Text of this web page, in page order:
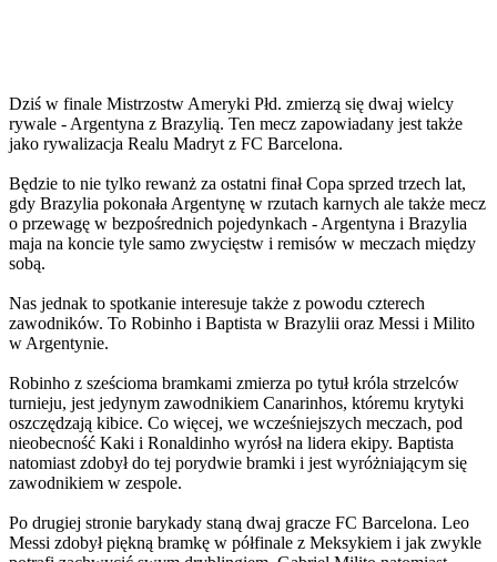
Dziś w finale Mistrzostw Ameryki Płd. zmierzą się dwaj wielcy
rywale - Argentyna z Brazylią. Ten mecz zapowiadany jest także
jako rywalizacja Realu Madryt z FC Barcelona.
Będzie to nie tylko rewanż za ostatni finał Copa sprzed trzech lat,
gdy Brazylia pokonała Argentynę w rzutach karnych ale także mecz
o przewagę w bezpośrednich pojedynkach - Argentyna i Brazylia
maja na koncie tyle samo zwycięstw i remisów w meczach między
sobą.
Nas jednak to spotkanie interesuje także z powodu czterech
zawodników. To Robinho i Baptista w Brazylii oraz Messi i Milito
w Argentynie.
Robinho z sześcioma bramkami zmierza po tytuł króla strzelców
turnieju, jest jedynym zawodnikiem Canarinhos, któremu krytyki
oszczędzają kibice. Co więcej, we wcześniejszych meczach, pod
nieobecność Kaki i Ronaldinho wyrósł na lidera ekipy. Baptista
natomiast zdobył do tej porydwie bramki i jest wyróżniającym się
zawodnikiem w zespole.
Po drugiej stronie barykady staną dwaj gracze FC Barcelona. Leo
Messi zdobył piękną bramkę w półfinale z Meksykiem i jak zwykle